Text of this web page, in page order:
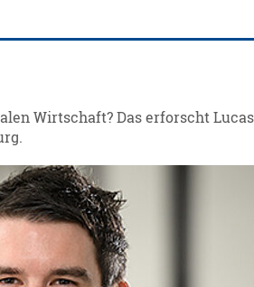
Wirtschaft? Das erforscht